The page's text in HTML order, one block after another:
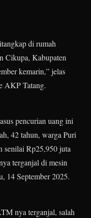
di rumah
Cikupa, Kabupaten
kemarin,” jelas
AKP Tatang.
pencurian uang ini
42 tahun, warga Puri
senilai Rp25,950 juta
terganjal di mesin
14 September 2025.
nya terganjal, salah